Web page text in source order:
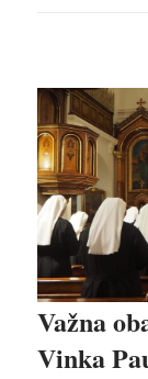
Važna
Vinka